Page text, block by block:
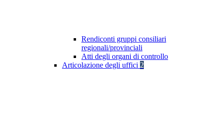
Rendiconti gruppi consiliari
regionali/provinciali
Atti degli organi di controllo
Articolazione degli uffici 2